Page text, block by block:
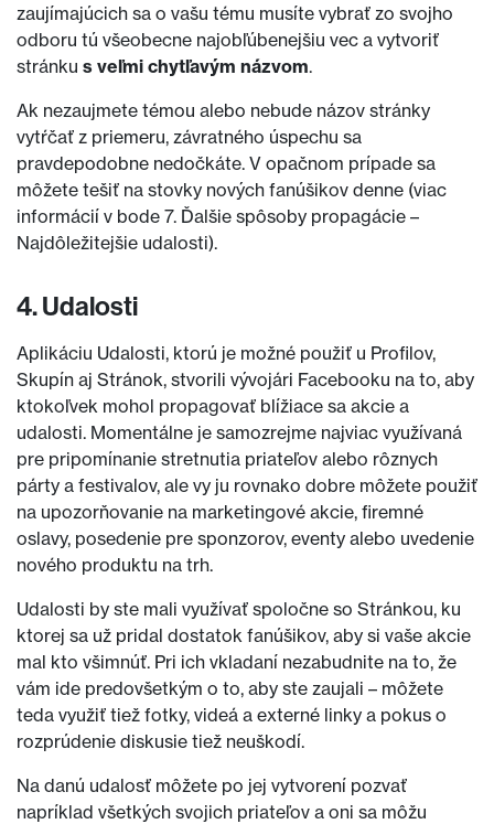
zaujímajúcich sa o vašu tému musíte vybrať zo svojho
odboru tú všeobecne najobľúbenejšiu vec a vytvoriť
stránku s veľmi chytľavým názvom.
Ak nezaujmete témou alebo nebude názov stránky
vytŕčať z priemeru, závratného úspechu sa
pravdepodobne nedočkáte. V opačnom prípade sa
môžete tešiť na stovky nových fanúšikov denne (viac
informácií v bode 7. Ďalšie spôsoby propagácie –
Najdôležitejšie udalosti).
4. Udalosti
Aplikáciu Udalosti, ktorú je možné použiť u Profilov,
Skupín aj Stránok, stvorili vývojári Facebooku na to, aby
ktokoľvek mohol propagovať blížiace sa akcie a
udalosti. Momentálne je samozrejme najviac využívaná
pre pripomínanie stretnutia priateľov alebo rôznych
párty a festivalov, ale vy ju rovnako dobre môžete použiť
na upozorňovanie na marketingové akcie, firemné
oslavy, posedenie pre sponzorov, eventy alebo uvedenie
nového produktu na trh.
Udalosti by ste mali využívať spoločne so Stránkou, ku
ktorej sa už pridal dostatok fanúšikov, aby si vaše akcie
mal kto všimnúť. Pri ich vkladaní nezabudnite na to, že
vám ide predovšetkým o to, aby ste zaujali – môžete
teda využiť tiež fotky, videá a externé linky a pokus o
rozprúdenie diskusie tiež neuškodí.
Na danú udalosť môžete po jej vytvorení pozvať
napríklad všetkých svojich priateľov a oni sa môžu